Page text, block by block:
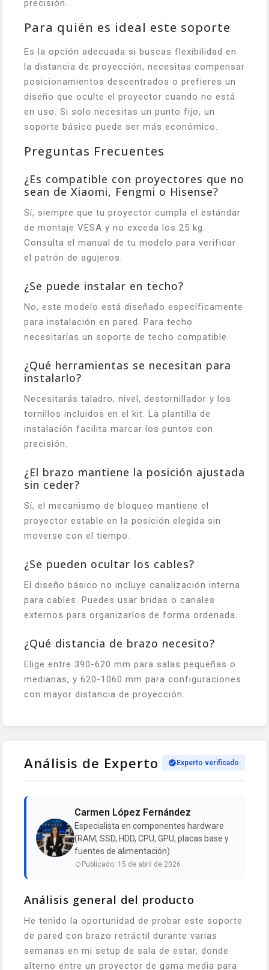
precisión.
Para quién es ideal este soporte
Es la opción adecuada si buscas flexibilidad en
la distancia de proyección, necesitas compensar
posicionamientos descentrados o prefieres un
diseño que oculte el proyector cuando no está
en uso. Si solo necesitas un punto fijo, un
soporte básico puede ser más económico.
Preguntas Frecuentes
¿Es compatible con proyectores que no
sean de Xiaomi, Fengmi o Hisense?
Sí, siempre que tu proyector cumpla el estándar
de montaje VESA y no exceda los 25 kg.
Consulta el manual de tu modelo para verificar
el patrón de agujeros.
¿Se puede instalar en techo?
No, este modelo está diseñado específicamente
para instalación en pared. Para techo
necesitarías un soporte de techo compatible.
¿Qué herramientas se necesitan para
instalarlo?
Necesitarás taladro, nivel, destornillador y los
tornillos incluidos en el kit. La plantilla de
instalación facilita marcar los puntos con
precisión.
¿El brazo mantiene la posición ajustada
sin ceder?
Sí, el mecanismo de bloqueo mantiene el
proyector estable en la posición elegida sin
moverse con el tiempo.
¿Se pueden ocultar los cables?
El diseño básico no incluye canalización interna
para cables. Puedes usar bridas o canales
externos para organizarlos de forma ordenada.
¿Qué distancia de brazo necesito?
Elige entre 390-620 mm para salas pequeñas o
medianas, y 620-1060 mm para configuraciones
con mayor distancia de proyección.
Análisis de Experto Experto verificado
Carmen López Fernández
Especialista en componentes hardware
(RAM, SSD, HDD, CPU, GPU, placas base y
fuentes de alimentación)
Publicado: 15 de abril de 2026
Análisis general del producto
He tenido la oportunidad de probar este soporte
de pared con brazo retráctil durante varias
semanas en mi setup de sala de estar, donde
alterno entre un proyector de gama media para